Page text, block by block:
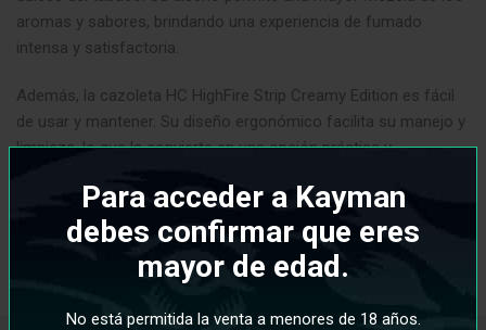
Para acceder a Kayman
debes confirmar que eres
mayor de edad.
No está permitida la venta a menores de 18 años.
aromas y sabores, brindando una experiencia de fumado
intensa y satisfactoria.
Además, la cazoleta HC HighFire Strip Creamy Edition es fácil
de usar y mantener. Su diseño ergonómico facilita su manejo y
limpieza, lo que la convierte en una opción práctica y
INFORMACIÓN ADICIONAL